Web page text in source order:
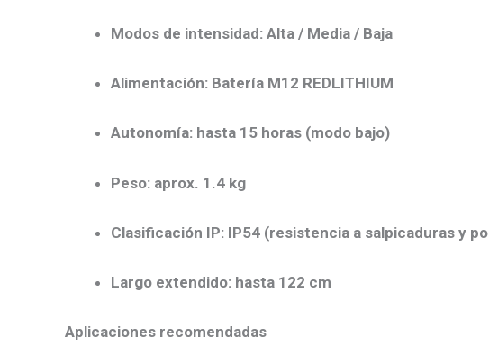
Modos de intensidad: Alta / Media / Baja
Alimentación: Batería M12 REDLITHIUM
Autonomía: hasta 15 horas (modo bajo)
Peso: aprox. 1.4 kg
Clasificación IP: IP54 (resistencia a salpicaduras y
Largo extendido: hasta 122 cm
Aplicaciones recomendadas